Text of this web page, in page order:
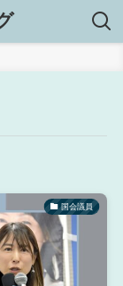
国会議員